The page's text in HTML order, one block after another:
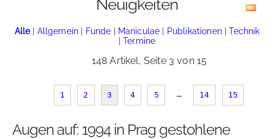
Neuigkeiten
Alle| Allgemein | Funde | Maniculae | Publikationen|Technik
|Termine
148 Artikel, Seite 3 von 15
1 2 3 4 5 … 14 15
Augen auf: 1994 in Prag gestohlene